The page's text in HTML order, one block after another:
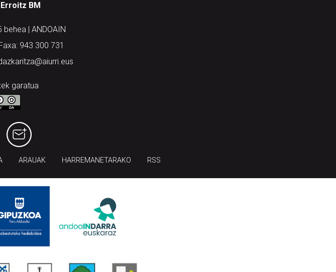
BM
| ANDOAIN
943 300 731
garatua
ARAUAK HARREMANETARAKO RSS